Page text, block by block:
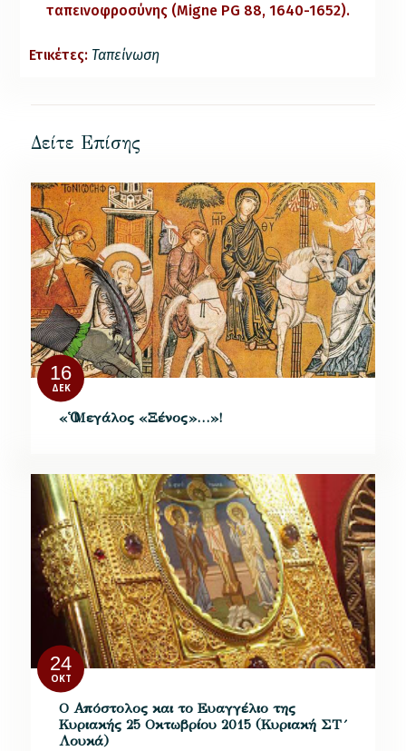
ταπεινοφροσύνης (Migne PG 88, 1640-1652).
Ετικέτες: Ταπείνωση
Δείτε Επίσης
16
ΔΕΚ
«Ὁ Μεγάλος «Ξένος»…»!
24
ΟΚΤ
Ο Απόστολος και το Ευαγγέλιο της
Κυριακής 25 Οκτωβρίου 2015 (Κυριακή ΣΤ´
Λουκά)